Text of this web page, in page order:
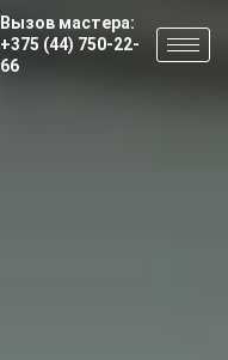
Вызов мастера:
+375 (44) 750-22-
66